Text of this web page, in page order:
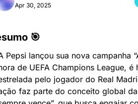
Apr 30, 2025
🎯
Pepsi lançou sua nova campanha
de UEFA Champions League, é
pelo jogador do Real
faz parte do conceito global